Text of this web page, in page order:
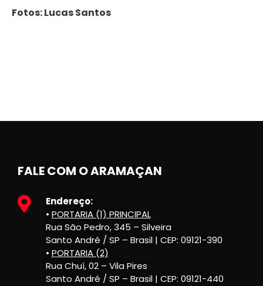
Fotos: Lucas Santos
FALE COM O ARAMAÇAN
Endereço:
• PORTARIA (1) PRINCIPAL
Rua São Pedro, 345 – Silveira
Santo André / SP – Brasil | CEP: 09121-390
• PORTARIA (2)
Rua Chuí, 02 – Vila Pires
Santo André / SP – Brasil | CEP: 09121-440